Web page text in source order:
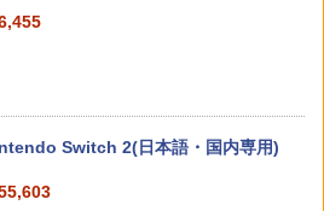
キイロイトリ[在庫品]
テーション5 スタンド 収納
】2way PSポータル 専用
ートプレイヤー 衝撃吸収 保護カバ
Switch 2(日本語・国内専用)